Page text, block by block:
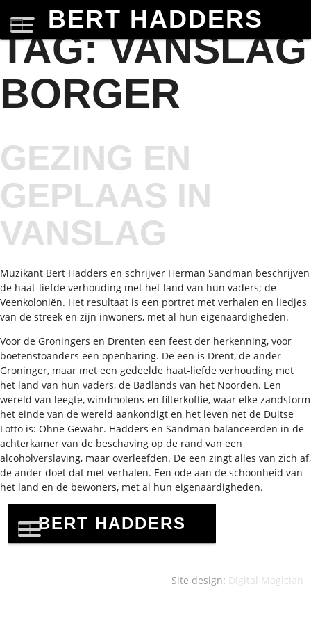
BERT HADDERS
TAG:VANSLAG
BORGER
GEZING EN
GEPLAAS IN
VANSLAG
Muzikant Bert Hadders en schrijver Herman Sandman beschrijven
de haat-liefde verhouding met het land van hun vaders; de
Veenkoloniën. Het resultaat is een portret met verhalen en liedjes
van de streek en zijn inwoners, met al hun eigenaardigheden.
Voor de Groningers en Drenten een feest der herkenning, voor
boetenstoanders een openbaring. De een is Drent, de ander
Groninger, maar met een gedeelde haat-liefde verhouding met
het land van hun vaders, de Badlands van het Noorden. Een
wereld van leegte, windmolens en filterkoffie, waar elke zandstorm
het einde van de wereld aankondigt en het leven net de Duitse
Lotto is: Ohne Gewähr. Hadders en Sandman balanceerden in de
achterkamer van de beschaving op de rand van een
alcoholverslaving, maar overleefden. De een zingt alles van zich af,
de ander doet dat met verhalen. Een ode aan de schoonheid van
het land en de bewoners, met al hun eigenaardigheden.
Site design: Digital Magician